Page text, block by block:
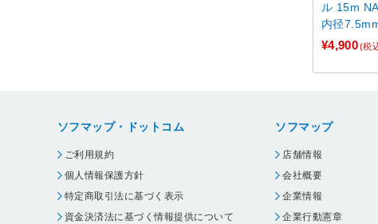
ル 15m
内径7.5mm ブラウン
M1215BR
¥4,900(税
ソフマップ・ドットコム
ご利用規約
個人情報保護方針
特定商取引法に基づく表示
資金決済法に基づく情報提供について
ソフマップ
店舗情報
会社概要
企業情報
企業行動憲章